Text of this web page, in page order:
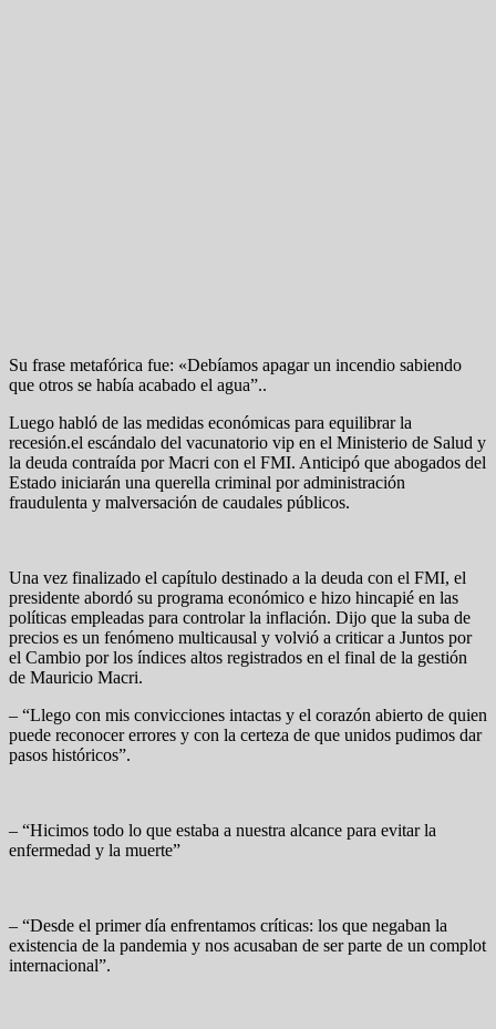
Su frase metafórica fue: «Debíamos apagar un incendio sabiendo
que otros se había acabado el agua”..
Luego habló de las medidas económicas para equilibrar la
recesión.el escándalo del vacunatorio vip en el Ministerio de Salud y
la deuda contraída por Macri con el FMI. Anticipó que abogados del
Estado iniciarán una querella criminal por administración
fraudulenta y malversación de caudales públicos.
Una vez finalizado el capítulo destinado a la deuda con el FMI, el
presidente abordó su programa económico e hizo hincapié en las
políticas empleadas para controlar la inflación. Dijo que la suba de
precios es un fenómeno multicausal y volvió a criticar a Juntos por
el Cambio por los índices altos registrados en el final de la gestión
de Mauricio Macri.
– “Llego con mis convicciones intactas y el corazón abierto de quien
puede reconocer errores y con la certeza de que unidos pudimos dar
pasos históricos”.
– “Hicimos todo lo que estaba a nuestra alcance para evitar la
enfermedad y la muerte”
– “Desde el primer día enfrentamos críticas: los que negaban la
existencia de la pandemia y nos acusaban de ser parte de un complot
internacional”.